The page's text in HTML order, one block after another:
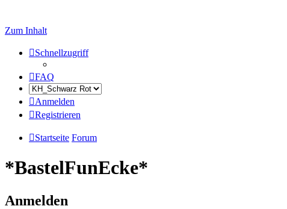
Zum Inhalt
Schnellzugriff
FAQ
Anmelden
Registrieren
Startseite Forum
*BastelFunEcke*
Anmelden